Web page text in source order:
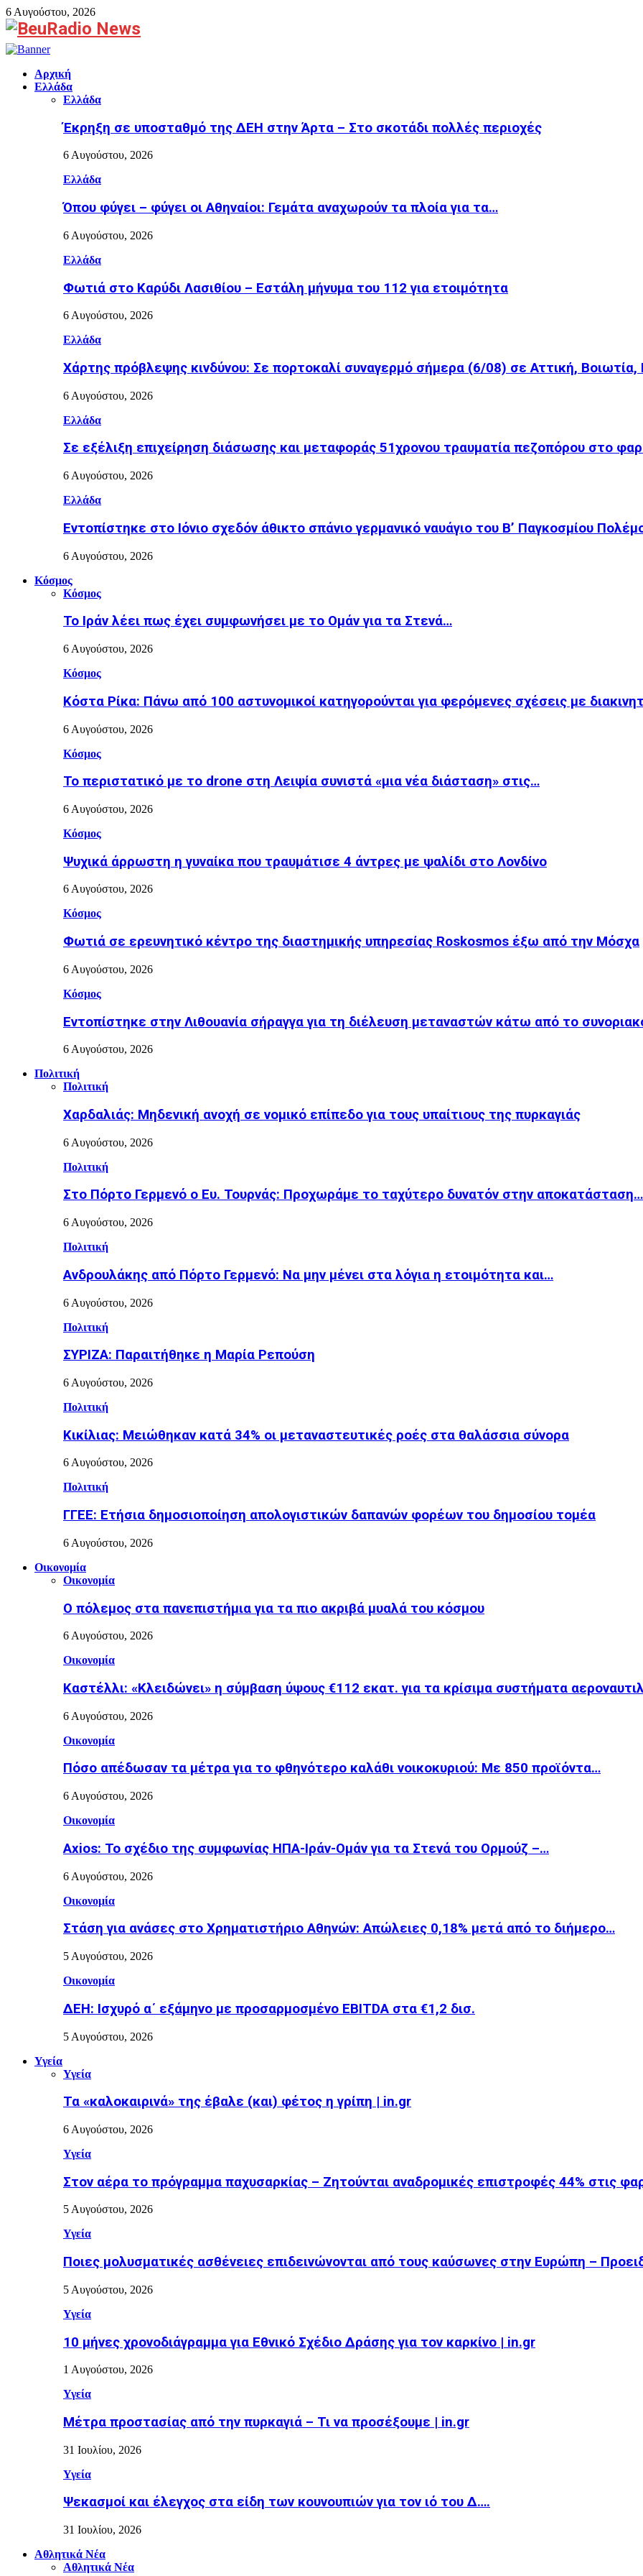
6 Αυγούστου, 2026
Facebook
Αρχική
Ελλάδα
Ελλάδα
Έκρηξη σε υποσταθμό της ΔΕΗ στην Άρτα – Στο σκοτάδι πολλές περιοχές
6 Αυγούστου, 2026
Ελλάδα
Όπου φύγει – φύγει οι Αθηναίοι: Γεμάτα αναχωρούν τα πλοία για τα…
6 Αυγούστου, 2026
Ελλάδα
Φωτιά στο Καρύδι Λασιθίου – Εστάλη μήνυμα του 112 για ετοιμότητα
6 Αυγούστου, 2026
Ελλάδα
Χάρτης πρόβλεψης κινδύνου: Σε πορτοκαλί συναγερμό σήμερα (6/08) σε Αττική, Βοιωτία,
6 Αυγούστου, 2026
Ελλάδα
Σε εξέλιξη επιχείρηση διάσωσης και μεταφοράς 51χρονου τραυματία πεζοπόρου στο
6 Αυγούστου, 2026
Ελλάδα
Εντοπίστηκε στο Ιόνιο σχεδόν άθικτο σπάνιο γερμανικό ναυάγιο του Β’ Παγκοσμίου
6 Αυγούστου, 2026
Κόσμος
Κόσμος
Το Ιράν λέει πως έχει συμφωνήσει με το Ομάν για τα Στενά…
6 Αυγούστου, 2026
Κόσμος
Κόστα Ρίκα: Πάνω από 100 αστυνομικοί κατηγορούνται για φερόμενες σχέσεις με
6 Αυγούστου, 2026
Κόσμος
Το περιστατικό με το drone στη Λειψία συνιστά «μια νέα διάσταση» στις…
6 Αυγούστου, 2026
Κόσμος
Ψυχικά άρρωστη η γυναίκα που τραυμάτισε 4 άντρες με ψαλίδι στο Λονδίνο
6 Αυγούστου, 2026
Κόσμος
Φωτιά σε ερευνητικό κέντρο της διαστημικής υπηρεσίας Roskosmos έξω από την Μόσχα
6 Αυγούστου, 2026
Κόσμος
Εντοπίστηκε στην Λιθουανία σήραγγα για τη διέλευση μεταναστών κάτω από το
6 Αυγούστου, 2026
Πολιτική
Πολιτική
Χαρδαλιάς: Μηδενική ανοχή σε νομικό επίπεδο για τους υπαίτιους της πυρκαγιάς
6 Αυγούστου, 2026
Πολιτική
Στο Πόρτο Γερμενό ο Ευ. Τουρνάς: Προχωράμε το ταχύτερο δυνατόν στην αποκατάσταση…
6 Αυγούστου, 2026
Πολιτική
Ανδρουλάκης από Πόρτο Γερμενό: Να μην μένει στα λόγια η ετοιμότητα και…
6 Αυγούστου, 2026
Πολιτική
ΣΥΡΙΖΑ: Παραιτήθηκε η Μαρία Ρεπούση
6 Αυγούστου, 2026
Πολιτική
Κικίλιας: Μειώθηκαν κατά 34% οι μεταναστευτικές ροές στα θαλάσσια σύνορα
6 Αυγούστου, 2026
Πολιτική
ΓΓΕΕ: Eτήσια δημοσιοποίηση απολογιστικών δαπανών φορέων του δημοσίου τομέα
6 Αυγούστου, 2026
Οικονομία
Οικονομία
Ο πόλεμος στα πανεπιστήμια για τα πιο ακριβά μυαλά του κόσμου
6 Αυγούστου, 2026
Οικονομία
Καστέλλι: «Κλειδώνει» η σύμβαση ύψους €112 εκατ. για τα κρίσιμα συστήματα
6 Αυγούστου, 2026
Οικονομία
Πόσο απέδωσαν τα μέτρα για το φθηνότερο καλάθι νοικοκυριού: Με 850 προϊόντα…
6 Αυγούστου, 2026
Οικονομία
Axios: Το σχέδιο της συμφωνίας ΗΠΑ-Ιράν-Ομάν για τα Στενά του Ορμούζ –…
6 Αυγούστου, 2026
Οικονομία
Στάση για ανάσες στο Χρηματιστήριο Αθηνών: Απώλειες 0,18% μετά από το διήμερο…
5 Αυγούστου, 2026
Οικονομία
ΔΕΗ: Ισχυρό α΄ εξάμηνο με προσαρμοσμένο EBITDA στα €1,2 δισ.
5 Αυγούστου, 2026
Υγεία
Υγεία
Τα «καλοκαιρινά» της έβαλε (και) φέτος η γρίπη | in.gr
6 Αυγούστου, 2026
Υγεία
Στον αέρα το πρόγραμμα παχυσαρκίας – Ζητούνται αναδρομικές επιστροφές 44% στις
5 Αυγούστου, 2026
Υγεία
Ποιες μολυσματικές ασθένειες επιδεινώνονται από τους καύσωνες στην Ευρώπη –
5 Αυγούστου, 2026
Υγεία
10 μήνες χρονοδιάγραμμα για Εθνικό Σχέδιο Δράσης για τον καρκίνο | in.gr
1 Αυγούστου, 2026
Υγεία
Μέτρα προστασίας από την πυρκαγιά – Τι να προσέξουμε | in.gr
31 Ιουλίου, 2026
Υγεία
Ψεκασμοί και έλεγχος στα είδη των κουνουπιών για τον ιό του Δ….
31 Ιουλίου, 2026
Αθλητικά Νέα
Αθλητικά Νέα